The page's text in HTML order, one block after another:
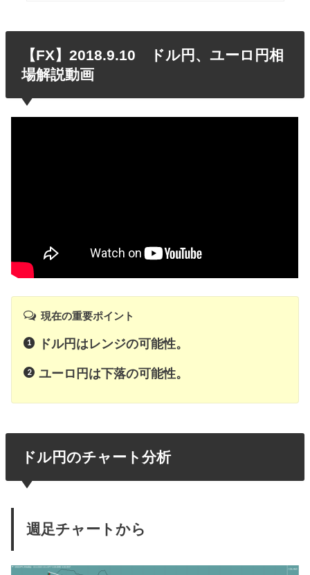
【FX】2018.9.10 ドル円、ユーロ円相
場解説動画
現在の重要ポイント
ドル円はレンジの可能性。
ユーロ円は下落の可能性。
ドル円のチャート分析
週足チャートから